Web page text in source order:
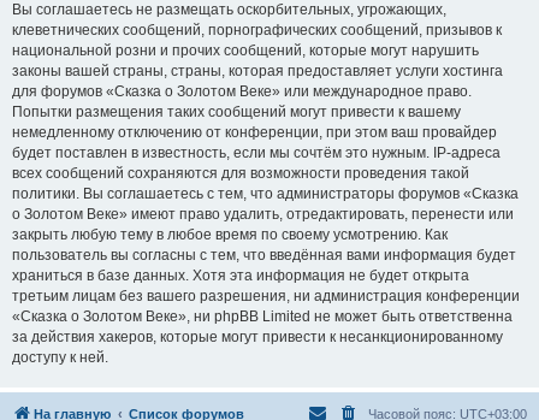
Вы соглашаетесь не размещать оскорбительных, угрожающих,
клеветнических сообщений, порнографических сообщений, призывов к
национальной розни и прочих сообщений, которые могут нарушить
законы вашей страны, страны, которая предоставляет услуги хостинга
для форумов «Сказка о Золотом Веке» или международное право.
Попытки размещения таких сообщений могут привести к вашему
немедленному отключению от конференции, при этом ваш провайдер
будет поставлен в известность, если мы сочтём это нужным. IP-адреса
всех сообщений сохраняются для возможности проведения такой
политики. Вы соглашаетесь с тем, что администраторы форумов «Сказка
о Золотом Веке» имеют право удалить, отредактировать, перенести или
закрыть любую тему в любое время по своему усмотрению. Как
пользователь вы согласны с тем, что введённая вами информация будет
храниться в базе данных. Хотя эта информация не будет открыта
третьим лицам без вашего разрешения, ни администрация конференции
«Сказка о Золотом Веке», ни phpBB Limited не может быть ответственна
за действия хакеров, которые могут привести к несанкционированному
доступу к ней.
На главную Список форумов Часовой пояс: UTC+03:00